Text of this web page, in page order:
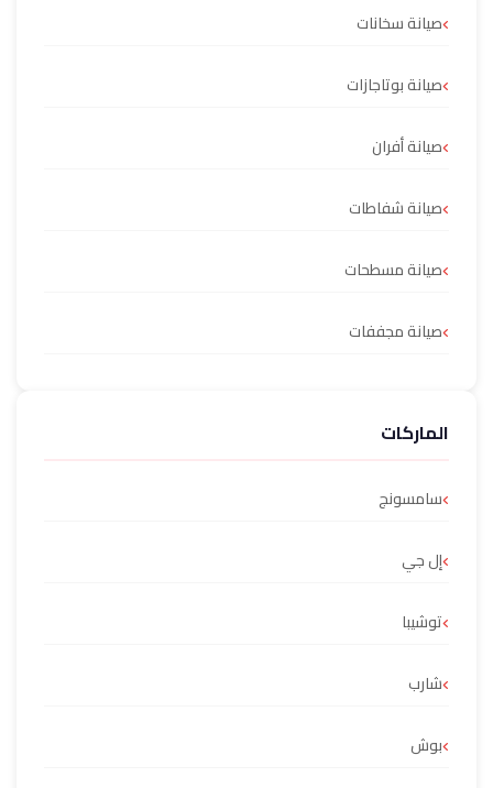
صيانة سخانات
صيانة بوتاجازات
صيانة أفران
صيانة شفاطات
صيانة مسطحات
صيانة مجففات
الماركات
سامسونج
إل جي
توشيبا
شارب
بوش